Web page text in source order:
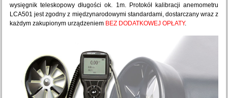
wysięgnik teleskopowy długości ok. 1m. Protokół kalibracji anemometru
LCA501 jest zgodny z międzynarodowymi standardami, dostarczany wraz z
każdym zakupionym urządzeniem BEZ DODATKOWEJ OPŁATY.